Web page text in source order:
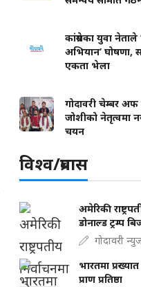
कांग्रेसका युवा नेताले
अभियान’ घोषणा,
एकता भेला
गोदावरी चेम्बर अफ
जोशीको नेतृत्वमा
चयन
विश्व/प्रबास
अमेरिकी
डोनाल्ड ट्रम्प
गोदावरी
भारतमा
प्राण प्रतिष्ठा